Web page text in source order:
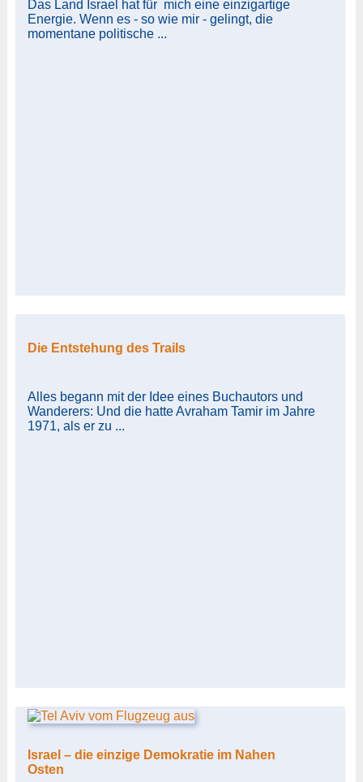
Das Land Israel hat für mich eine einzigartige
Energie. Wenn es - so wie mir - gelingt, die
momentane politische ...
Die Entstehung des Trails
Alles begann mit der Idee eines Buchautors und
Wanderers: Und die hatte Avraham Tamir im Jahre
1971, als er zu ...
Israel – die einzige Demokratie im Nahen
Osten